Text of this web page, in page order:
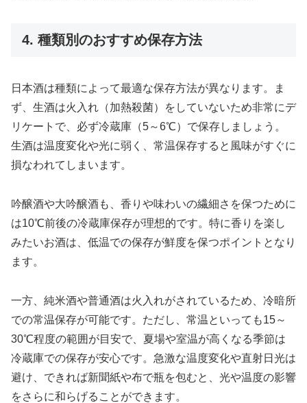
4. 種類別のおすすめ保存方法
日本酒は種類によって最適な保存方法が異なります。ま
ず、生酒は火入れ（加熱殺菌）をしていないため非常にデ
リケートで、必ず冷蔵庫（5～6℃）で保存しましょう。
生酒は温度変化や光に弱く、常温保存すると風味がすぐに
損なわれてしまいます。
吟醸酒や大吟醸酒も、香りや味わいの繊細さを保つために
は10℃前後の冷蔵庫保存が理想的です。特に香りを楽し
みたいお酒は、低温での保存が鮮度を保つポイントとなり
ます。
一方、純米酒や普通酒は火入れがされているため、冷暗所
での常温保存が可能です。ただし、常温といっても15～
30℃程度の範囲が目安で、夏場や室温が高くなる季節は
冷蔵庫での保存が安心です。急激な温度変化や直射日光は
避け、できれば新聞紙や布で瓶を包むと、光や温度の影響
をさらに和らげることができます。